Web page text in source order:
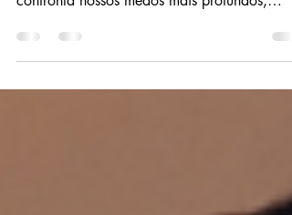
Iniciar uma jornada espiritual é uma
experiência profunda que muitas vezes
confronta nossos medos mais profundos,